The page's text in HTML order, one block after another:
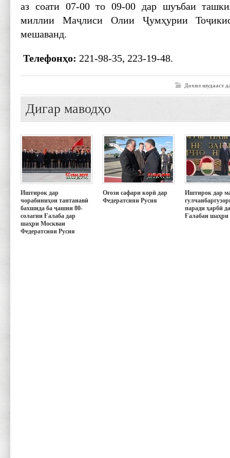
аз соати 07-00 то 09-00 дар шуъбаи
миллии Маҷлиси Олии Ҷумҳурии
мешаванд.
Телефонҳо: 221-98-35, 223-19-48.
Дохил шудааст
Дигар маводҳо
Иштирок дар
чорабиниҳои тантанавӣ
бахшида ба ҷашни 80-
солагии Ғалаба дар
шаҳри Москваи
Федератсияи Русия
Оғози сафари корӣ дар
Федератсияи Русия
Иштирок дар
паради ҳарбӣ
Ғалабаи